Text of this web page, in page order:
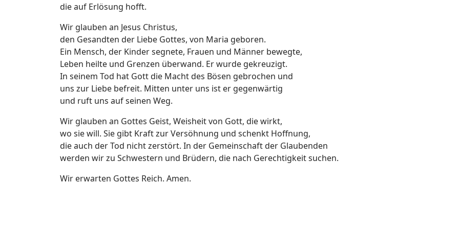
die auf Erlösung hofft.
Wir glauben an Jesus Christus,
den Gesandten der Liebe Gottes, von Maria geboren.
Ein Mensch, der Kinder segnete, Frauen und Männer bewegte,
Leben heilte und Grenzen überwand. Er wurde gekreuzigt.
In seinem Tod hat Gott die Macht des Bösen gebrochen und
uns zur Liebe befreit. Mitten unter uns ist er gegenwärtig
und ruft uns auf seinen Weg.
Wir glauben an Gottes Geist, Weisheit von Gott, die wirkt,
wo sie will. Sie gibt Kraft zur Versöhnung und schenkt Hoffnung,
die auch der Tod nicht zerstört. In der Gemeinschaft der Glaubenden
werden wir zu Schwestern und Brüdern, die nach Gerechtigkeit suchen.
Wir erwarten Gottes Reich. Amen.